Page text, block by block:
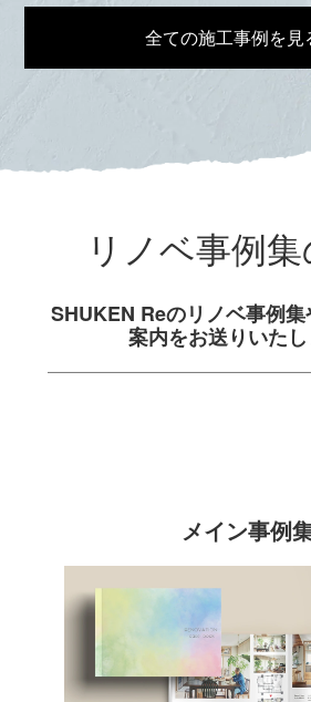
全ての施工事例を見
リノベ事例
SHUKEN Reのリノベ事例集
案内をお送りいたし
メイン事例